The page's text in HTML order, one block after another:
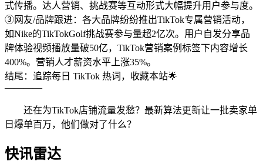
式传播。达人营销、挑战赛等互动形式大幅提升用户参与度。
③网友/品牌跟进：各大品牌纷纷推出TikTok专属营销活动，
如Nike的TikTokGolf挑战赛参与量超2亿次。用户自发分享品
牌体验视频播放量破50亿，TikTok营销案例标签下内容增长
400%。营销人才薪资水平上涨35%。
结尾：追踪每日 TikTok 热词，收藏本站🌟
————
还在为TikTok店铺流量发愁？最新算法更新让一批卖家单
日爆单百万，他们做对了什么？
快讯雷达